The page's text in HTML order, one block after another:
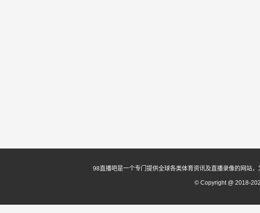
98直播吧是一个专门提供全球各类体育资讯及直播录像的网站
© Copyright @ 2018-